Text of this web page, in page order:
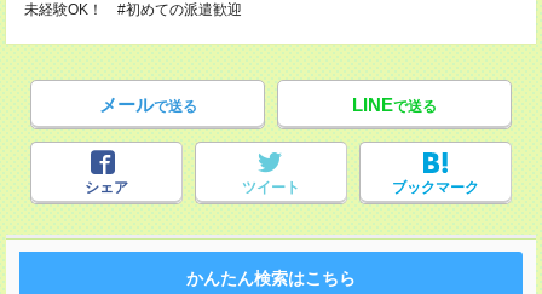
未経験OK！ #初めての派遣歓迎
メールで送る LINEで送る
シェア ツイート ブックマーク
かんたん検索はこちら